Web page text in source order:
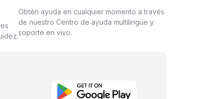
Obtén ayuda en cualquier momento a través
de nuestro Centro de ayuda multilingüe y
soporte en vivo.